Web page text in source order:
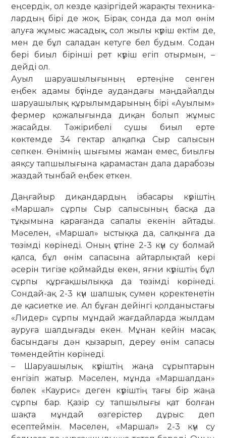
еңсер­дік, ол кезде қазіргідей жарақты техни­ка­
лардың бірі де жоқ. Бірақ сонда да мол өнім
алуға жұмыс жасадық, сол жылы күріш ектім де,
мен де бұл саладан кетуге бел будым. Содан
бері биыл бірінші рет күріш егіп отырмын, –
дейді ол.
Ауыл шаруашылығының ертеңіне сенген
еңбек адамы бүгінде аудан­дағы маңдайалды
шаруашылық құрылым­дарының бірі «Ауылым»
фермер қожа­лығында диқан болып жұмыс
жасайды. Тәжірибелі сушы биыл ерте
көктемде 34 гектар алқапқа Сыр салысын
сепкен. Өнімнің шығымы жаман емес, биылғы
аяқсу тапшылығына қарамастан дала дарабозы
жаздай тынбай еңбек еткен.
Даңғайыр диқандардың ізбасары күріштің
«Маршал» сұрпы Сыр салы­сының басқа да
тұқымына қара­ған­да сапалы екенін айтады.
Мәселен, «Мар­шал» ыстыққа да, салқынға да
төзімді көрінеді. Оның үстіне 2-3 күн су болмай
қалса, бұл өнім сапасына айтарлықтай кері
әсерін тигізе қоймайды екен, яғни күріштің бұл
сұрпы құрғақшылыққа да төзімді көрінеді.
Сондай-ақ 2-3 күн шал­шық сумен қоректенетін
де қасиетке ие. Ал бұған дейінгі қолданыстағы
«Лидер» сұрпы мұндай жағдайларда жылдам
ауруға шалдығады екен. Мұнан кейін ма­сақ
басындағы дән қызарып, дереу өнім сапасы
төмендейтін көрінеді.
– Шаруашылық күріштің жаңа сұрып­тарын
енгізіп жатыр. Мәселен, мұнда «Маршалдан»
бөлек «Каурис» деген күріш­тің тағы бір жаңа
сұрпы бар. Қа­зір су тапшылығы қат болған
шақта мұн­дай өзгерістер дұрыс деп
есептеймін. Мә­селен, «Маршал» 2-3 күн су